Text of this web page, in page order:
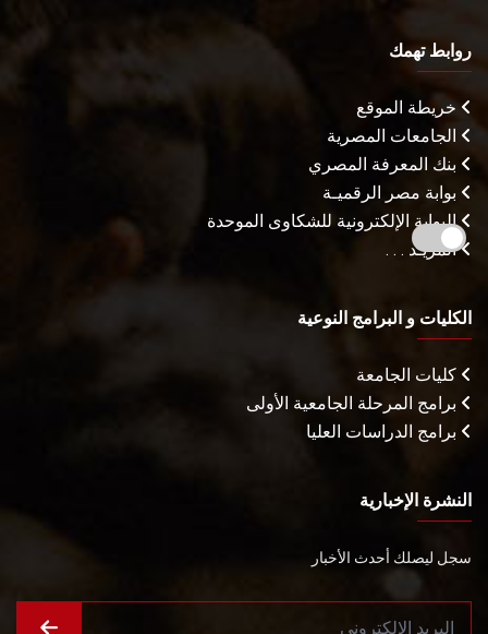
روابط تهمك
خريطة الموقع
الجامعات المصرية
بنك المعرفة المصري
بوابة مصر الرقميـة
البوابة الإلكترونية للشكاوى الموحدة
المزيـد . . .
الكليات و البرامج النوعية
كليات الجامعة
برامج المرحلة الجامعية الأولى
برامج الدراسات العليا
النشرة الإخبارية
سجل ليصلك أحدث الأخبار